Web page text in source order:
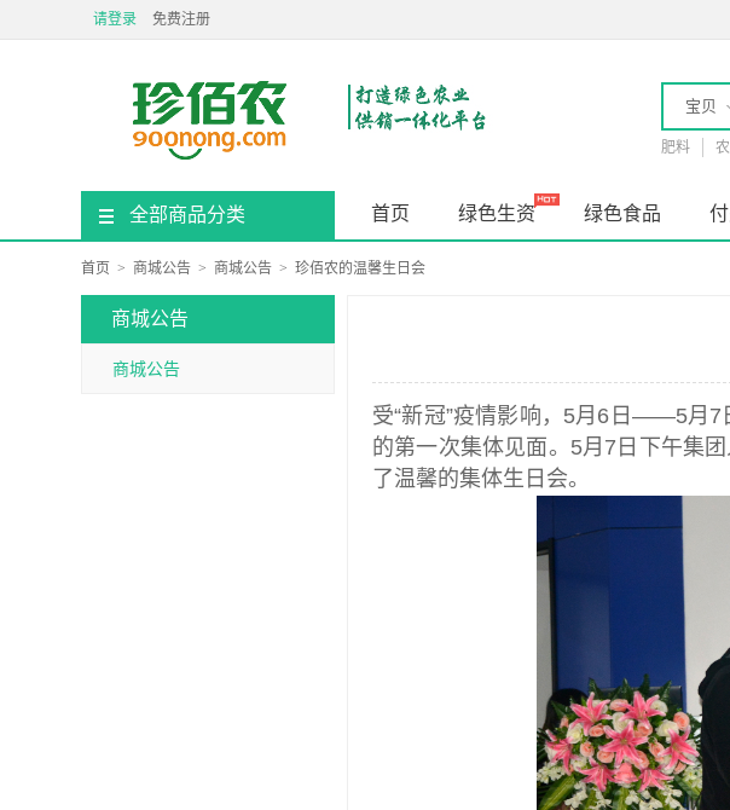
请登录 免费注册
宝贝
店铺
肥料
全部商品分类 首页 绿色生资 绿色食品
首页 > 商城公告 > 商城公告 > 珍佰农的温馨生日会
商城公告
商城公告
受“新冠”疫情影响，5月6日——5月7
的第一次集体见面。5月7日下午集
了温馨的集体生日会。